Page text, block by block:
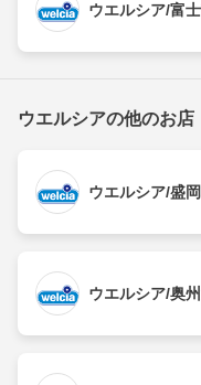
ウエルシア/富
ウエルシアの他のお店
ウエルシア/盛
ウエルシア/奥